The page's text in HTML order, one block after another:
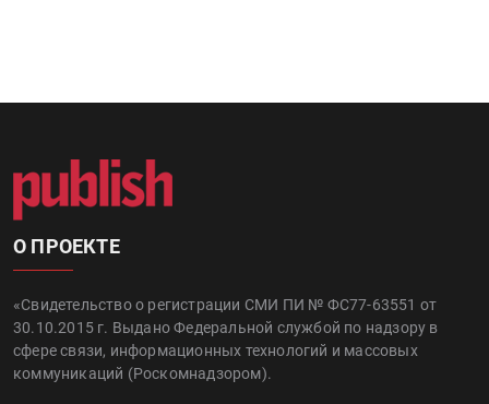
О ПРОЕКТЕ
«Свидетельство о регистрации СМИ ПИ № ФС77-63551 от
30.10.2015 г. Выдано Федеральной службой по надзору в
сфере связи, информационных технологий и массовых
коммуникаций (Роскомнадзором).